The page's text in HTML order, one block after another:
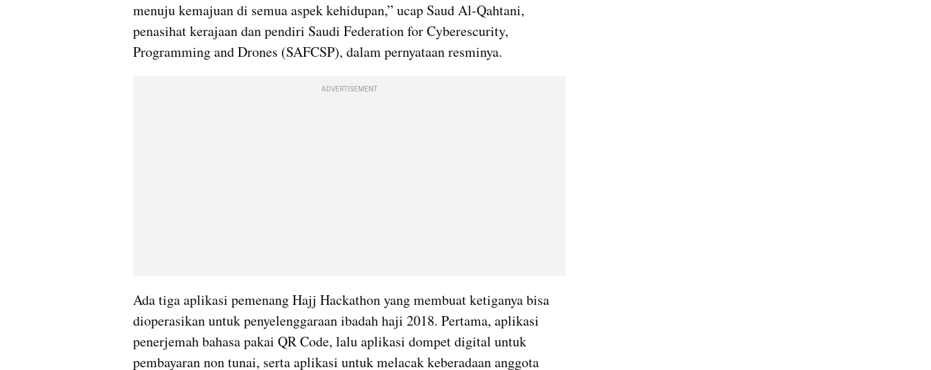
menuju kemajuan di semua aspek kehidupan,” ucap Saud Al-Qahtani,
penasihat kerajaan dan pendiri Saudi Federation for Cyberescurity,
Programming and Drones (SAFCSP), dalam pernyataan resminya.
ADVERTISEMENT
Ada tiga aplikasi pemenang Hajj Hackathon yang membuat ketiganya bisa
dioperasikan untuk penyelenggaraan ibadah haji 2018. Pertama, aplikasi
penerjemah bahasa pakai QR Code, lalu aplikasi dompet digital untuk
pembayaran non tunai, serta aplikasi untuk melacak keberadaan anggota